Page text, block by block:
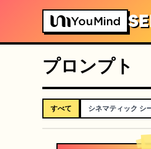
プロンプト
すべて シネマティック シ